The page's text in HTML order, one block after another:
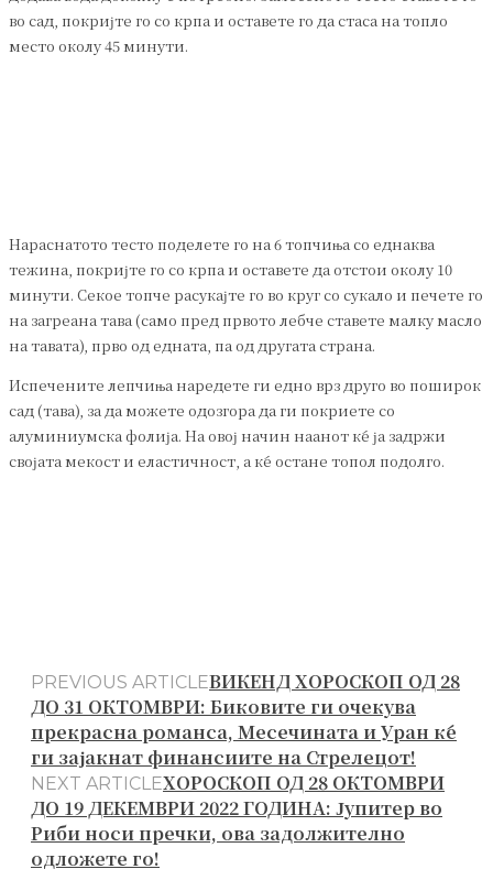
во сад, покријте го со крпа и оставете го да стаса на топло
место околу 45 минути.
Нараснатото тесто поделете го на 6 топчиња со еднаква
тежина, покријте го со крпа и оставете да отстои околу 10
минути. Секое топче расукајте го во круг со сукало и печете го
на загреана тава (само пред првото лебче ставете малку масло
на тавата), прво од едната, па од другата страна.
Испечените лепчиња наредете ги едно врз друго во поширок
сад (тава), за да можете одозгора да ги покриете со
алуминиумска фолија. На овој начин наанот ќе ја задржи
својата мекост и еластичност, а ќе остане топол подолго.
PREVIOUS ARTICLEВИКЕНД ХОРОСКОП ОД 28
ДО 31 ОКТОМВРИ: Биковите ги очекува
прекрасна романса, Месечината и Уран ќе
ги зајакнат финансиите на Стрелецот!
NEXT ARTICLEХОРОСКОП ОД 28 ОКТОМВРИ
ДО 19 ДЕКЕМВРИ 2022 ГОДИНА: Јупитер во
Риби носи пречки, ова задолжително
одложете го!